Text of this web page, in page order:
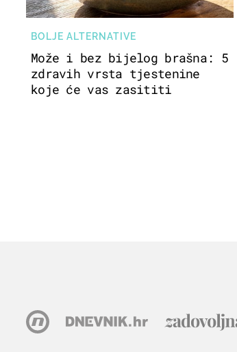
BOLJE ALTERNATIVE
Može i bez bijelog brašna: 5
zdravih vrsta tjestenine
koje će vas zasititi